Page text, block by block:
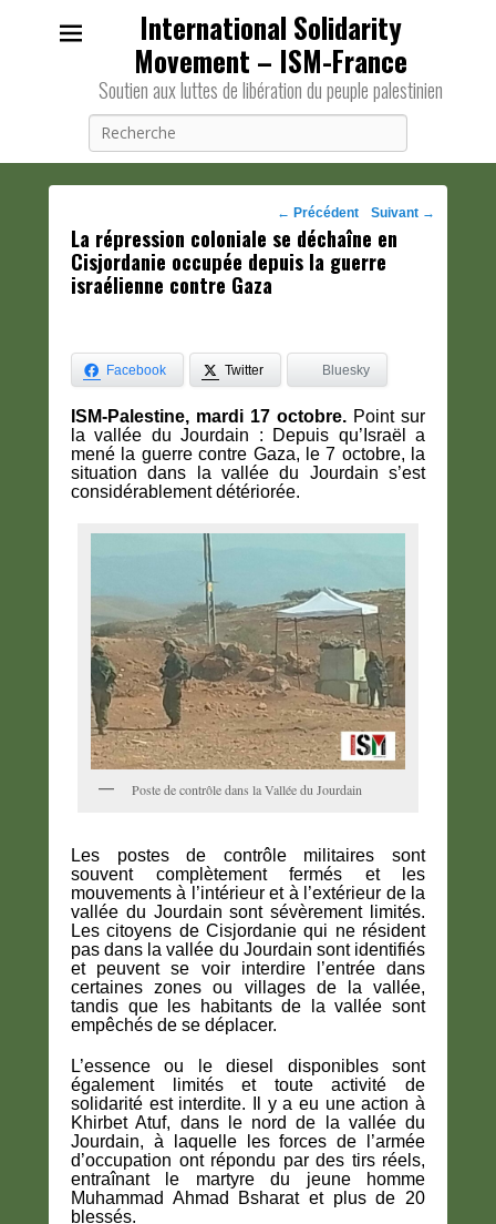
International Solidarity
Movement – ISM-France
Soutien aux luttes de libération du peuple palestinien
Navigation
des
← Précédent Suivant →
La répression coloniale se déchaîne en
Cisjordanie occupée depuis la guerre
israélienne contre Gaza
Facebook Twitter Bluesky
ISM-Palestine, mardi 17 octobre. Point sur
la vallée du Jourdain : Depuis qu’Israël a
mené la guerre contre Gaza, le 7 octobre, la
situation dans la vallée du Jourdain s’est
considérablement détériorée.
Poste de contrôle dans la Vallée du Jourdain
Les postes de contrôle militaires sont
souvent complètement fermés et les
mouvements à l’intérieur et à l’extérieur de la
vallée du Jourdain sont sévèrement limités.
Les citoyens de Cisjordanie qui ne résident
pas dans la vallée du Jourdain sont identifiés
et peuvent se voir interdire l’entrée dans
certaines zones ou villages de la vallée,
tandis que les habitants de la vallée sont
empêchés de se déplacer.
L’essence ou le diesel disponibles sont
également limités et toute activité de
solidarité est interdite. Il y a eu une action à
Khirbet Atuf, dans le nord de la vallée du
Jourdain, à laquelle les forces de l’armée
d’occupation ont répondu par des tirs réels,
entraînant le martyre du jeune homme
Muhammad Ahmad Bsharat et plus de 20
blessés.